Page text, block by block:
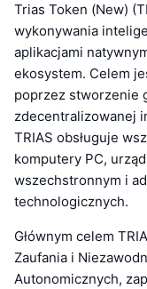
Trias Token (New)
wykonywania
aplikacjami
ekosystem. Celem
poprzez stworzenie
zdecentralizowanej
TRIAS obsługuje
komputery PC,
wszechstronnym i
technologicznych.
Głównym celem
Zaufania i
Autonomicznych,